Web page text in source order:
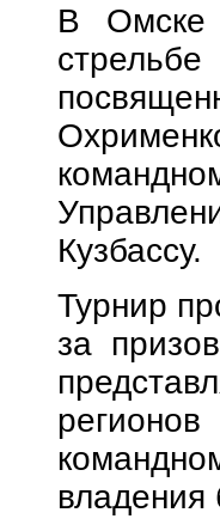
В Омске
Кузбассу.
Турнир
за